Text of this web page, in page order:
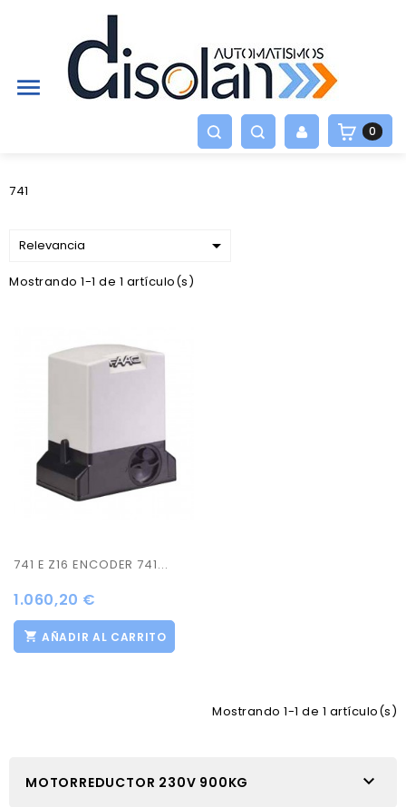

0
741
Relevancia 
Mostrando 1-1 de 1 artículo(s)
741 E Z16 ENCODER 741...
1.060,20 €
AÑADIR AL CARRITO
Mostrando 1-1 de 1 artículo(s)
MOTORREDUCTOR 230V 900KG 